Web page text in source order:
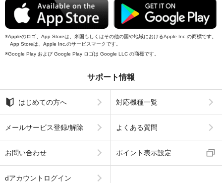
Appleのロゴ、App Storeは、米国もしくはその他の国や地域におけるApple Inc.の商標です。
App Storeは、Apple Inc.のサービスマークです。
Google Play および Google Play ロゴは Google LLC の商標です。
サポート情報
はじめての方へ 対応機種一覧
メールサービス登録/解除 よくある質問
お問い合わせ ポイント表示設定
dアカウントログイン